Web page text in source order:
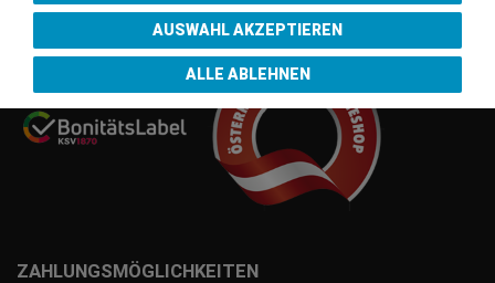
ZAHLUNGSMÖGLICHKEITEN
Gütesiegel
AUSWAHL AKZEPTIEREN
ALLE ABLEHNEN